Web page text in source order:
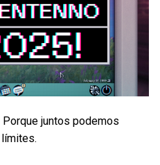
juntos podemos